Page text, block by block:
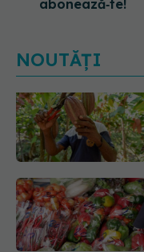
abonează‑te!
NOUTĂȚI